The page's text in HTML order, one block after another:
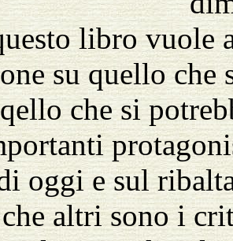
libro vuole
su quello che
che si
oggi e sul
altri sono i